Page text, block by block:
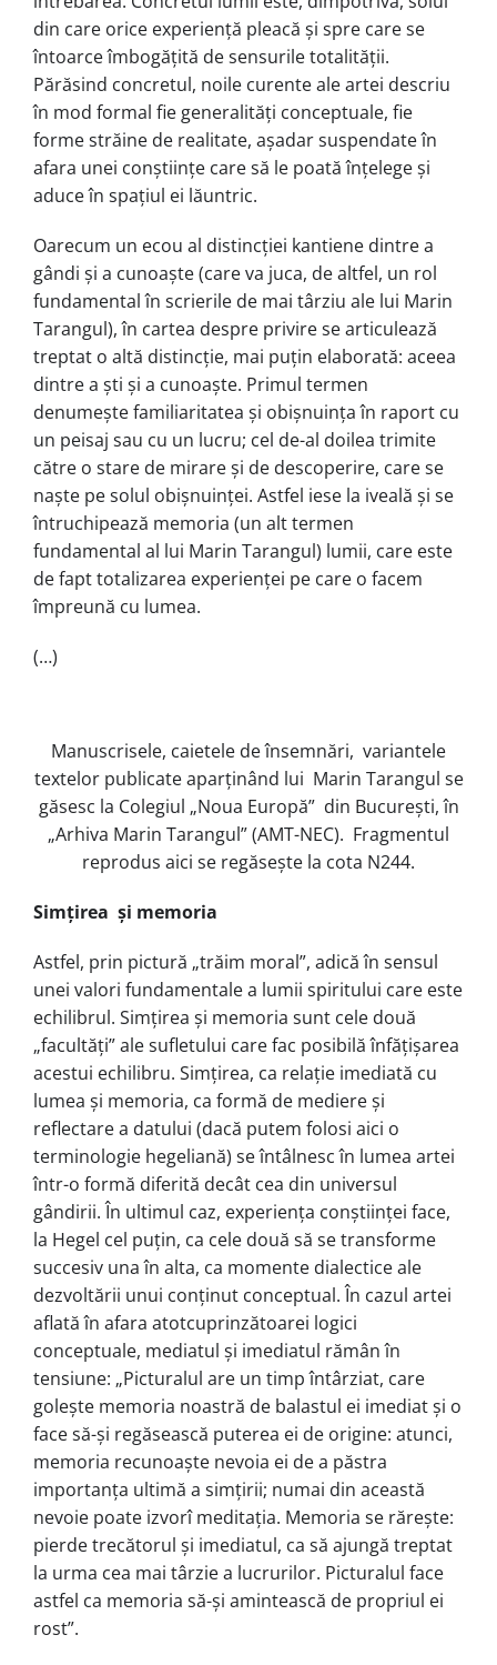
din care orice experiență pleacă și spre care se
întoarce îmbogățită de sensurile totalității.
Părăsind concretul, noile curente ale artei descriu
în mod formal fie generalități conceptuale, fie
forme străine de realitate, așadar suspendate în
afara unei conștiințe care să le poată înțelege și
aduce în spațiul ei lăuntric.
Oarecum un ecou al distincției kantiene dintre a
gândi și a cunoaște (care va juca, de altfel, un rol
fundamental în scrierile de mai târziu ale lui Marin
Tarangul), în cartea despre privire se articulează
treptat o altă distincție, mai puțin elaborată: aceea
dintre a ști și a cunoaște. Primul termen
denumește familiaritatea și obișnuința în raport cu
un peisaj sau cu un lucru; cel de-al doilea trimite
către o stare de mirare și de descoperire, care se
naște pe solul obișnuinței. Astfel iese la iveală și se
întruchipează memoria (un alt termen
fundamental al lui Marin Tarangul) lumii, care este
de fapt totalizarea experienței pe care o facem
împreună cu lumea.
(…)
Manuscrisele, caietele de însemnări, variantele
textelor publicate aparținând lui Marin Tarangul se
găsesc la Colegiul „Noua Europă” din București, în
„Arhiva Marin Tarangul” (AMT-NEC). Fragmentul
reprodus aici se regăsește la cota N244.
Simțirea și memoria
Astfel, prin pictură „trăim moral”, adică în sensul
unei valori fundamentale a lumii spiritului care este
echilibrul. Simțirea și memoria sunt cele două
„facultăți” ale sufletului care fac posibilă înfățișarea
acestui echilibru. Simțirea, ca relație imediată cu
lumea și memoria, ca formă de mediere și
reflectare a datului (dacă putem folosi aici o
terminologie hegeliană) se întâlnesc în lumea artei
într-o formă diferită decât cea din universul
gândirii. În ultimul caz, experiența conștiinței face,
la Hegel cel puțin, ca cele două să se transforme
succesiv una în alta, ca momente dialectice ale
dezvoltării unui conținut conceptual. În cazul artei
aflată în afara atotcuprinzătoarei logici
conceptuale, mediatul și imediatul rămân în
tensiune: „Picturalul are un timp întârziat, care
goleşte memoria noastră de balastul ei imediat şi o
face să-şi regăsească puterea ei de origine: atunci,
memoria recunoaşte nevoia ei de a păstra
importanţa ultimă a simţirii; numai din această
nevoie poate izvorî meditaţia. Memoria se răreşte:
pierde trecătorul şi imediatul, ca să ajungă treptat
la urma cea mai târzie a lucrurilor. Picturalul face
astfel ca memoria să-şi amintească de propriul ei
rost”.